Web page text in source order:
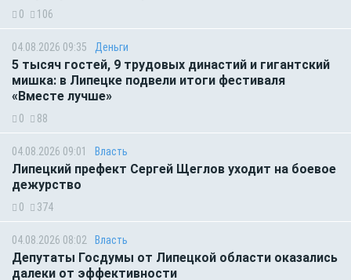
0 106
04.08.2026 09:35 Деньги
5 тысяч гостей, 9 трудовых династий и гигантский
мишка: в Липецке подвели итоги фестиваля
«Вместе лучше»
0 88
04.08.2026 09:01 Власть
Липецкий префект Сергей Щеглов уходит на боевое
дежурство
0 374
04.08.2026 08:02 Власть
Депутаты Госдумы от Липецкой области оказались
далеки от эффективности